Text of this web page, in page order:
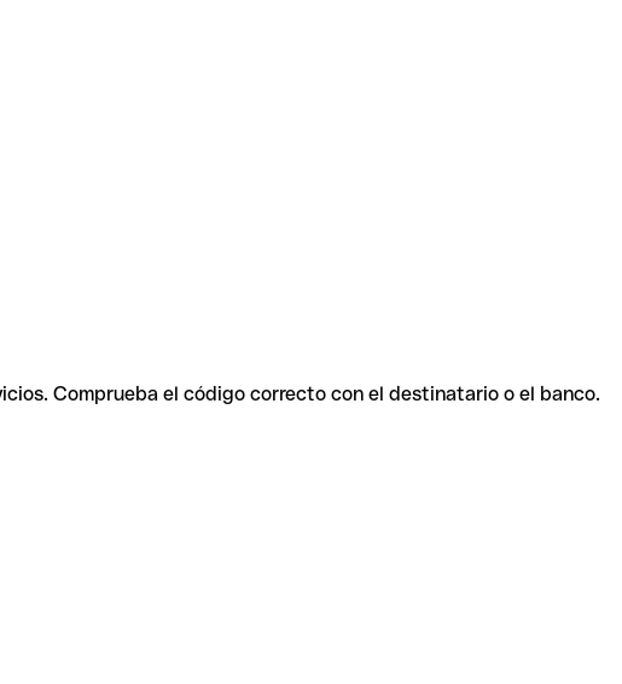
Comprueba el código correcto con el destinatario o el banco.